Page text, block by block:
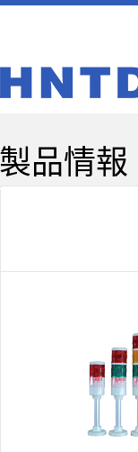
製品情報